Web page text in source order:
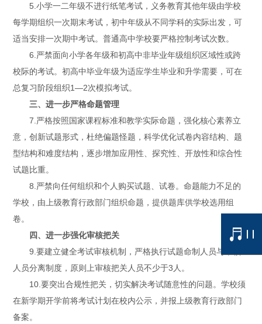
5.小学一二年级不进行纸笔考试，义务教育其他年级由学校
每学期组织一次期末考试，初中年级从不同学科的实际出发，可
适当安排一次期中考试。普通高中学校要严格控制考试次数。
6.严禁面向小学各年级和初高中非毕业年级组织区域性或跨
校际的考试。初高中毕业年级为适应学生毕业和升学需要，可在
总复习阶段组织1—2次模拟考试。
三、进一步严格命题管理
7.严格按照国家课程标准和教学实际命题，强化核心素养立
意，创新试题形式，杜绝偏题怪题，科学优化试卷内容结构、题
型结构和难度结构，逐步增加应用性、探究性、开放性和综合性
试题比重。
8.严禁向任何组织和个人购买试题、试卷。命题能力不足的
学校，由上级教育行政部门组织命题，提供题库供学校选用组
卷。
四、进一步强化审核把关
9.要建立健全考试审核机制，严格执行试题命制人员与审核
人员分离制度，原则上审核把关人员不少于3人。
10.要突出合规性把关，切实解决考试随意性的问题。学校须
在新学期开学前将考试计划在校内公示，并报上级教育行政部门
备案。